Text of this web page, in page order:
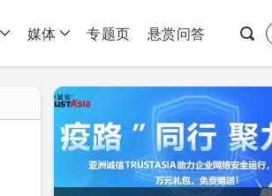
媒体 专题页 悬赏问答